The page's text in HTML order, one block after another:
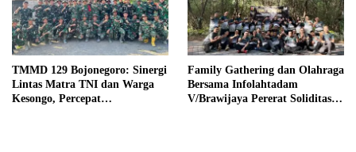
TMMD 129 Bojonegoro: Sinergi
Lintas Matra TNI dan Warga
Kesongo, Percepat
Family Gathering dan Olahraga
Bersama Infolahtadam
V/Brawijaya Pererat Soliditas